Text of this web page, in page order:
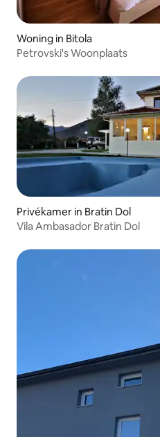
Woning in Bitola
Petrovski's Woonplaats
Privékamer in Bratin Dol
Vila Ambasador Bratin Dol